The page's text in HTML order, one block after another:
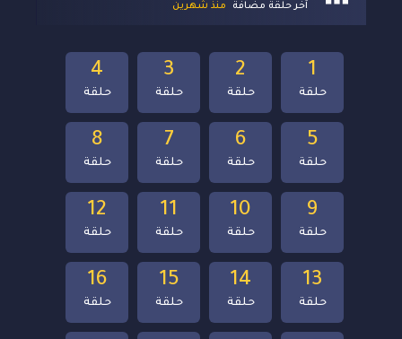
آخر حلقة مضافة منذ شهرين
16
حلقة
15
حلقة
14
حلقة
13
حلقة
12
حلقة
11
حلقة
10
حلقة
9
حلقة
8
حلقة
7
حلقة
6
حلقة
5
حلقة
4
حلقة
3
حلقة
2
حلقة
1
حلقة